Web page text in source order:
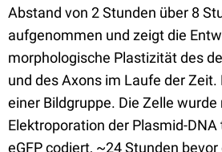
Abstand von 2 Stunden über 8
aufgenommen und zeigt die
morphologische Plastizität des
und des Axons im Laufe der Zeit.
einer Bildgruppe. Die Zelle wurde
Elektroporation der Plasmid-
eGFP codiert, ~24 Stunden bevor